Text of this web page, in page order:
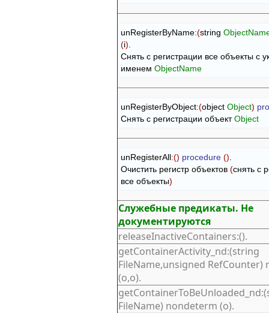
unRegisterByName:(string
(i)
Снять с регистрации все объекты с
именем ObjectName
unRegisterByObject:(object Object)
Снять с регистрации объект Object
unRegisterAll:() procedure ()
Очистить регистр объектов (снять с
все объекты)
Служебные предикаты. Не
документируются
releaseInactiveContainers:().
getContainerActivity_nd:(string
FileName,unsigned RefCounter)
(o,o).
FileName) nondeterm (o).